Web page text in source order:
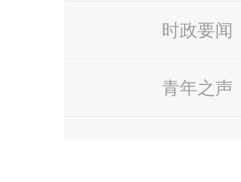
时政要闻
青年之声